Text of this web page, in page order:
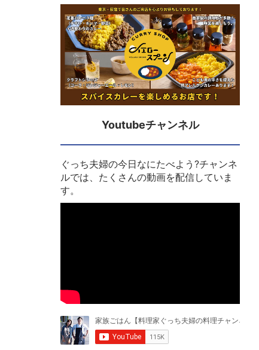
Youtubeチャンネル
ぐっち夫婦の今日なにたべよう?チャンネ
ルでは、たくさんの動画を配信していま
す。